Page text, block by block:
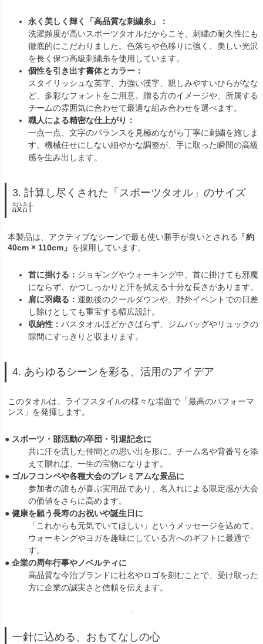
永く美しく輝く「高品質な刺繍糸」：
洗濯頻度が高いスポーツタオルだからこそ、刺繍の耐久性にも
徹底的にこだわりました。色落ちや色移りに強く、美しい光沢
を長く保つ高級刺繍糸を使用しています。
個性を引き出す書体とカラー：
スタイリッシュな英字、力強い漢字、親しみやすいひらがなな
ど、多彩なフォントをご用意。贈る方のイメージや、所属する
チームの雰囲気に合わせて最適な組み合わせを選べます。
職人による精密な仕上がり：
一点一点、文字のバランスを見極めながら丁寧に刺繍を施しま
す。機械任せにしない細やかな調整が、手に取った瞬間の高級
感を生み出します。
3. 計算し尽くされた「スポーツタオル」のサイズ
設計
本製品は、アクティブなシーンで最も使い勝手が良いとされる
「約
40cm × 110cm」 を採用しています。
首に掛ける： ジョギングやウォーキング中、首に掛けても邪魔
にならず、かつしっかりと汗を拭える十分な長さがあります。
肩に羽織る： 運動後のクールダウンや、野外イベントでの日差
し除けとしても重宝する幅広設計。
収納性： バスタオルほどかさばらず、ジムバッグやリュックの
隙間にすっきりと収まります。
4. あらゆるシーンを彩る、活用のアイデア
このタオルは、ライフスタイルの様々な場面で「最高のパフォーマ
ンス」を発揮します。
● スポーツ・部活動の卒団・引退記念に
共に汗を流した仲間との思い出を形に。チーム名や背番号を添
えて贈れば、一生の宝物になります。
● ゴルフコンペや各種大会のプレミアムな景品に
参加者の誰もが喜ぶ実用品であり、名入れによる限定感が大会
の価値をさらに高めます。
● 健康を願う長寿のお祝いや誕生日に
「これからも元気でいてほしい」というメッセージを込めて。
ウォーキングやヨガを趣味にしている方へのギフトに最適で
す。
● 企業の周年行事やノベルティに
高品質な今治ブランドに社名やロゴを刻むことで、受け取った
方に企業の誠実さと信頼を伝えます。
一針に込める、おもてなしの心